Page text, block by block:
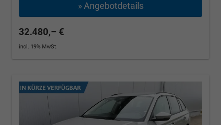
» Angebotdetails
32.480,– €
incl. 19% MwSt.